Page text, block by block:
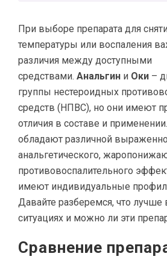
При выборе препарата для
температуры или воспаления
различия между доступными
средствами. Анальгин и Оки –
группы нестероидных
средств (НПВС), но они имеют
отличия в составе и
обладают различной
анальгетического,
противовоспалительного
имеют индивидуальные
Давайте разберемся, что
ситуациях и можно ли эти
Сравнение